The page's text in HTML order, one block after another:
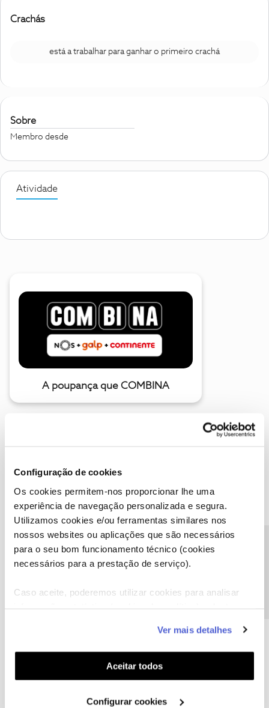
Configuração de cookies
Os cookies permitem-nos proporcionar lhe uma
experiência de navegação personalizada e segura.
Utilizamos cookies e/ou ferramentas similares nos
nossos websites ou aplicações que são necessários
para o seu bom funcionamento técnico (cookies
necessários para a prestação de serviço).
Caso aceite, poderemos utilizar cookies para analisar
funcionalidades (cookies de personalização e
funcionalidade) e adaptar anúncios aos seus interesses
(cookies de publicidade personalizada). Pode gerir a
utilização dos cookies clicando em "Configurar
Ver mais detalhes
Aceitar todos
Configurar cookies
Crachás
está a trabalhar para ganhar o primeiro crachá
Sobre
Membro desde
Atividade
A poupança que COMBINA
Descubra as novidades de julho
Hall of Fame de julho
17 soluções